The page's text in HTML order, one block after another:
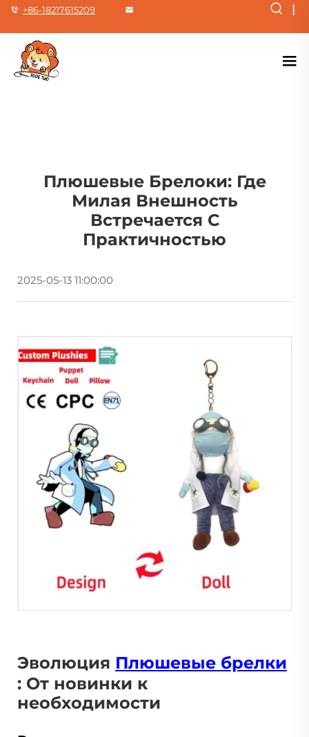
+86-18217615209 |
Плюшевые Брелоки: Где
Милая Внешность
Встречается С
Практичностью
2025-05-13 11:00:00
Эволюция Плюшевые брелки
: От новинки к
необходимости